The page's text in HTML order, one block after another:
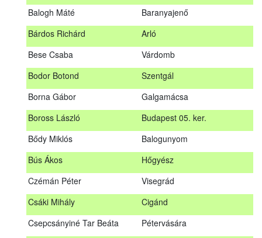
Balogh Máté
Baranyajenő
Bárdos Richárd
Arló
Bese Csaba
Várdomb
Bodor Botond
Szentgál
Borna Gábor
Galgamácsa
Boross László
Budapest 05. ker.
Bődy Miklós
Balogunyom
Bús Ákos
Hőgyész
Czémán Péter
Visegrád
Csáki Mihály
Cigánd
Csepcsányiné Tar Beáta
Pétervására
A sikeres vizsgáról szóló tanúsítványt postán küldjük meg. A
Tiszanána
Almamellék
Felsőtárkány
Balogh Máté
Baranyajenő
Arló
Várdomb
Bodor Botond
Szentgál
Boross László